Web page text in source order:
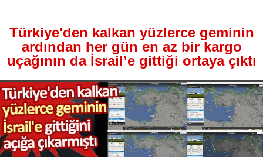
Türkiye'den kalkan yüzlerce geminin
ardından her gün en az bir kargo
uçağının da İsrail’e gittiği ortaya çıktı